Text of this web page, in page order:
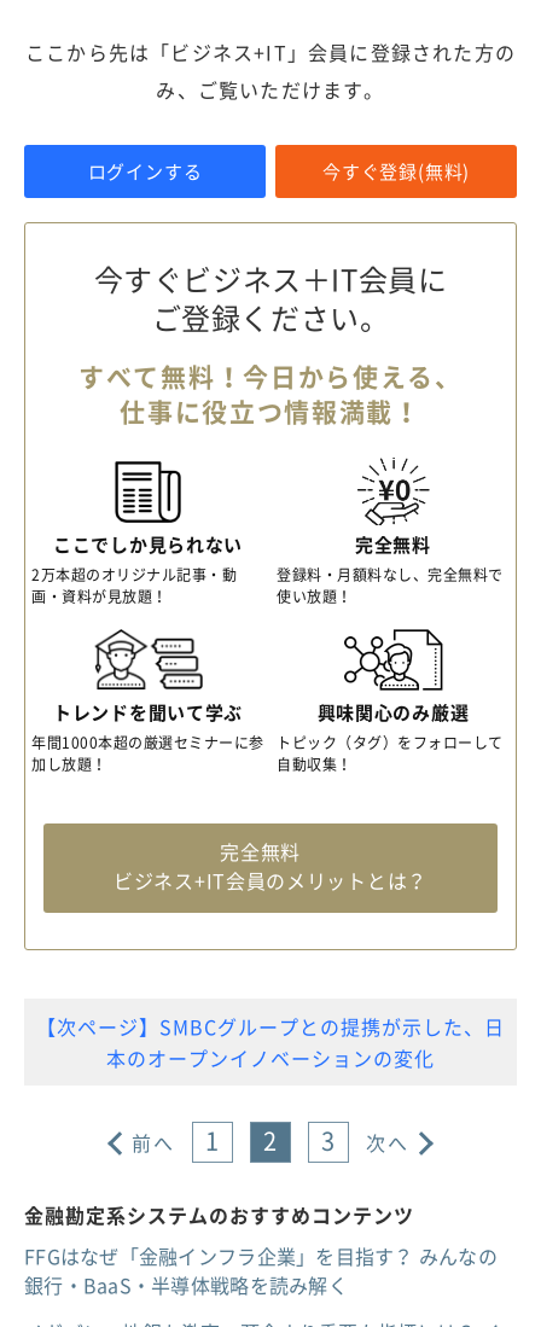
ここから先は「ビジネス+IT」会員に登録された方の
み、ご覧いただけます。
ログインする 今すぐ登録(無料)
今すぐビジネス＋IT会員に
ご登録ください。
すべて無料！今日から使える、
仕事に役立つ情報満載！
ここでしか見られない
2万本超のオリジナル記事・動
画・資料が見放題！
完全無料
登録料・月額料なし、完全無料で
使い放題！
トレンドを聞いて学ぶ
年間1000本超の厳選セミナーに参
加し放題！
興味関心のみ厳選
トピック（タグ）をフォローして
自動収集！
完全無料
ビジネス+IT会員のメリットとは？
【次ページ】SMBCグループとの提携が示した、日
本のオープンイノベーションの変化
前へ 1 2 3 次へ
金融勘定系システムのおすすめコンテンツ
FFGはなぜ「金融インフラ企業」を目指す？ みんなの
銀行・BaaS・半導体戦略を読み解く